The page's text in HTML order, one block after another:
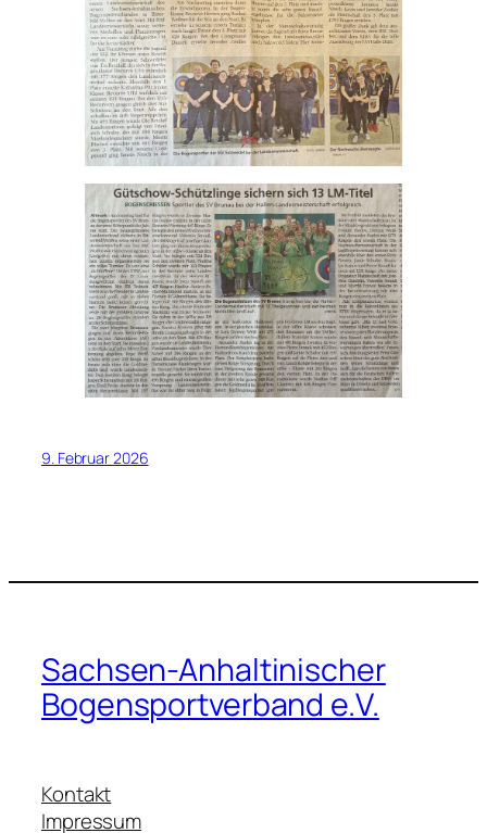
9. Februar 2026
Sachsen-Anhaltinischer
Bogensportverband e.V.
Kontakt
Impressum